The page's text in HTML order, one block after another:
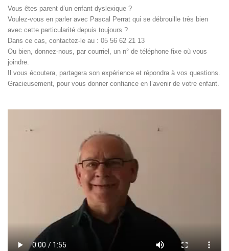
Vous êtes parent d’un enfant dyslexique ?
Voulez-vous en parler avec Pascal Perrat qui se débrouille très bien
avec cette particularité depuis toujours ?
Dans ce cas, contactez-le au : 05 56 62 21 13
Ou bien, donnez-nous, par courriel, un n° de téléphone fixe où vous
joindre.
Il vous écoutera, partagera son expérience et répondra à vos questions.
Gracieusement, pour vous donner confiance en l’avenir de votre enfant.